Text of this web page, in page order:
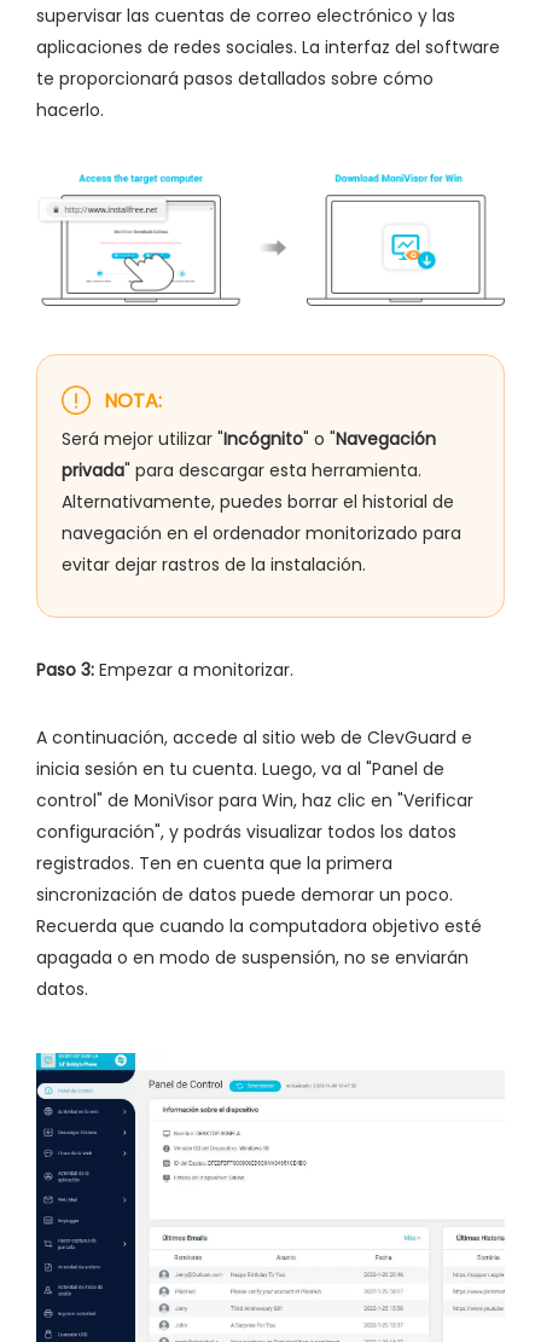
supervisar las cuentas de correo electrónico y las
aplicaciones de redes sociales. La interfaz del software
te proporcionará pasos detallados sobre cómo
hacerlo.
NOTA:
Será mejor utilizar "Incógnito" o "Navegación
privada" para descargar esta herramienta.
Alternativamente, puedes borrar el historial de
navegación en el ordenador monitorizado para
evitar dejar rastros de la instalación.
Paso 3: Empezar a monitorizar.
A continuación, accede al sitio web de ClevGuard e
inicia sesión en tu cuenta. Luego, va al "Panel de
control" de MoniVisor para Win, haz clic en "Verificar
configuración", y podrás visualizar todos los datos
registrados. Ten en cuenta que la primera
sincronización de datos puede demorar un poco.
Recuerda que cuando la computadora objetivo esté
apagada o en modo de suspensión, no se enviarán
datos.